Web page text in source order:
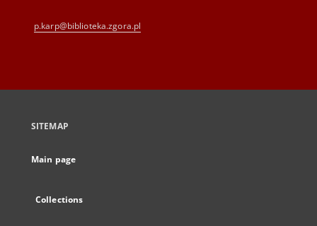
p.karp@biblioteka.zgora.pl
SITEMAP
Main page
Collections